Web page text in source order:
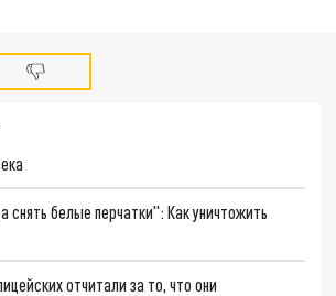
снять белые перчатки": Как уничтожить
отчитали за то, что они